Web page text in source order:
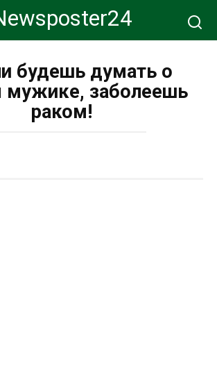
будешь думать о
мужике, заболеешь
раком!